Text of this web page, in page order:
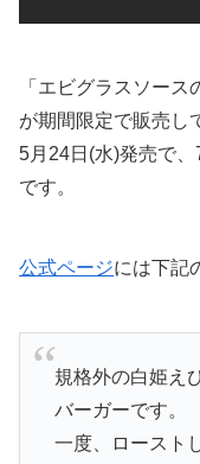
「エビグラスソー
が期間限定で販売し
5月24日(水)発売で
です。
公式ページには下記
規格外の白姫え
バーガーです。
一度、ロースト